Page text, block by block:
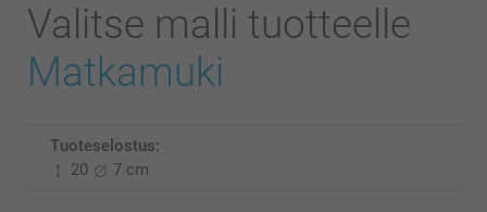
Valitse malli tuotteelle
Matkamuki
Tuoteselostus:
20
7 cm